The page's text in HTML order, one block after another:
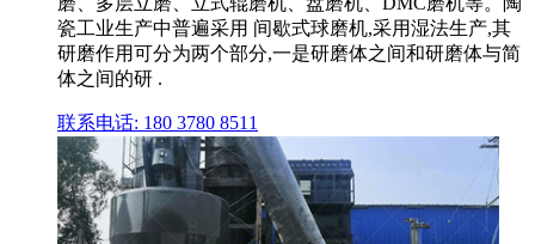
瓷工业生产中普遍采用 间歇式球磨机,采用湿法生产,其
研磨作用可分为两个部分,一是研磨体之间和研磨体与简
体之间的研 .
联系电话: 180 3780 8511